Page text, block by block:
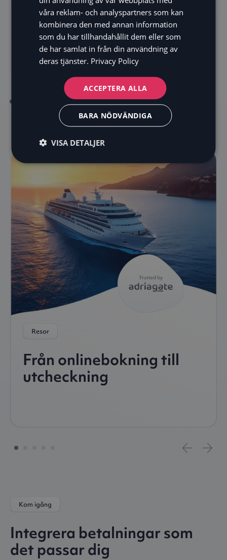
transaktioner med höga ordervärden.
Läs mer
Resor
Från onlinebokning till
utcheckning
Kom igång
Integrera betalningar som
det passar dig
våra reklam- och analyspartners som kan
kombinera den med annan information
som du har tillhandahållit dem eller som
de har samlat in från din användning av
deras tjänster. Privacy Policy
ACCEPTERA ALLA
BARA NÖDVÄNDIGA
VISA DETALJER